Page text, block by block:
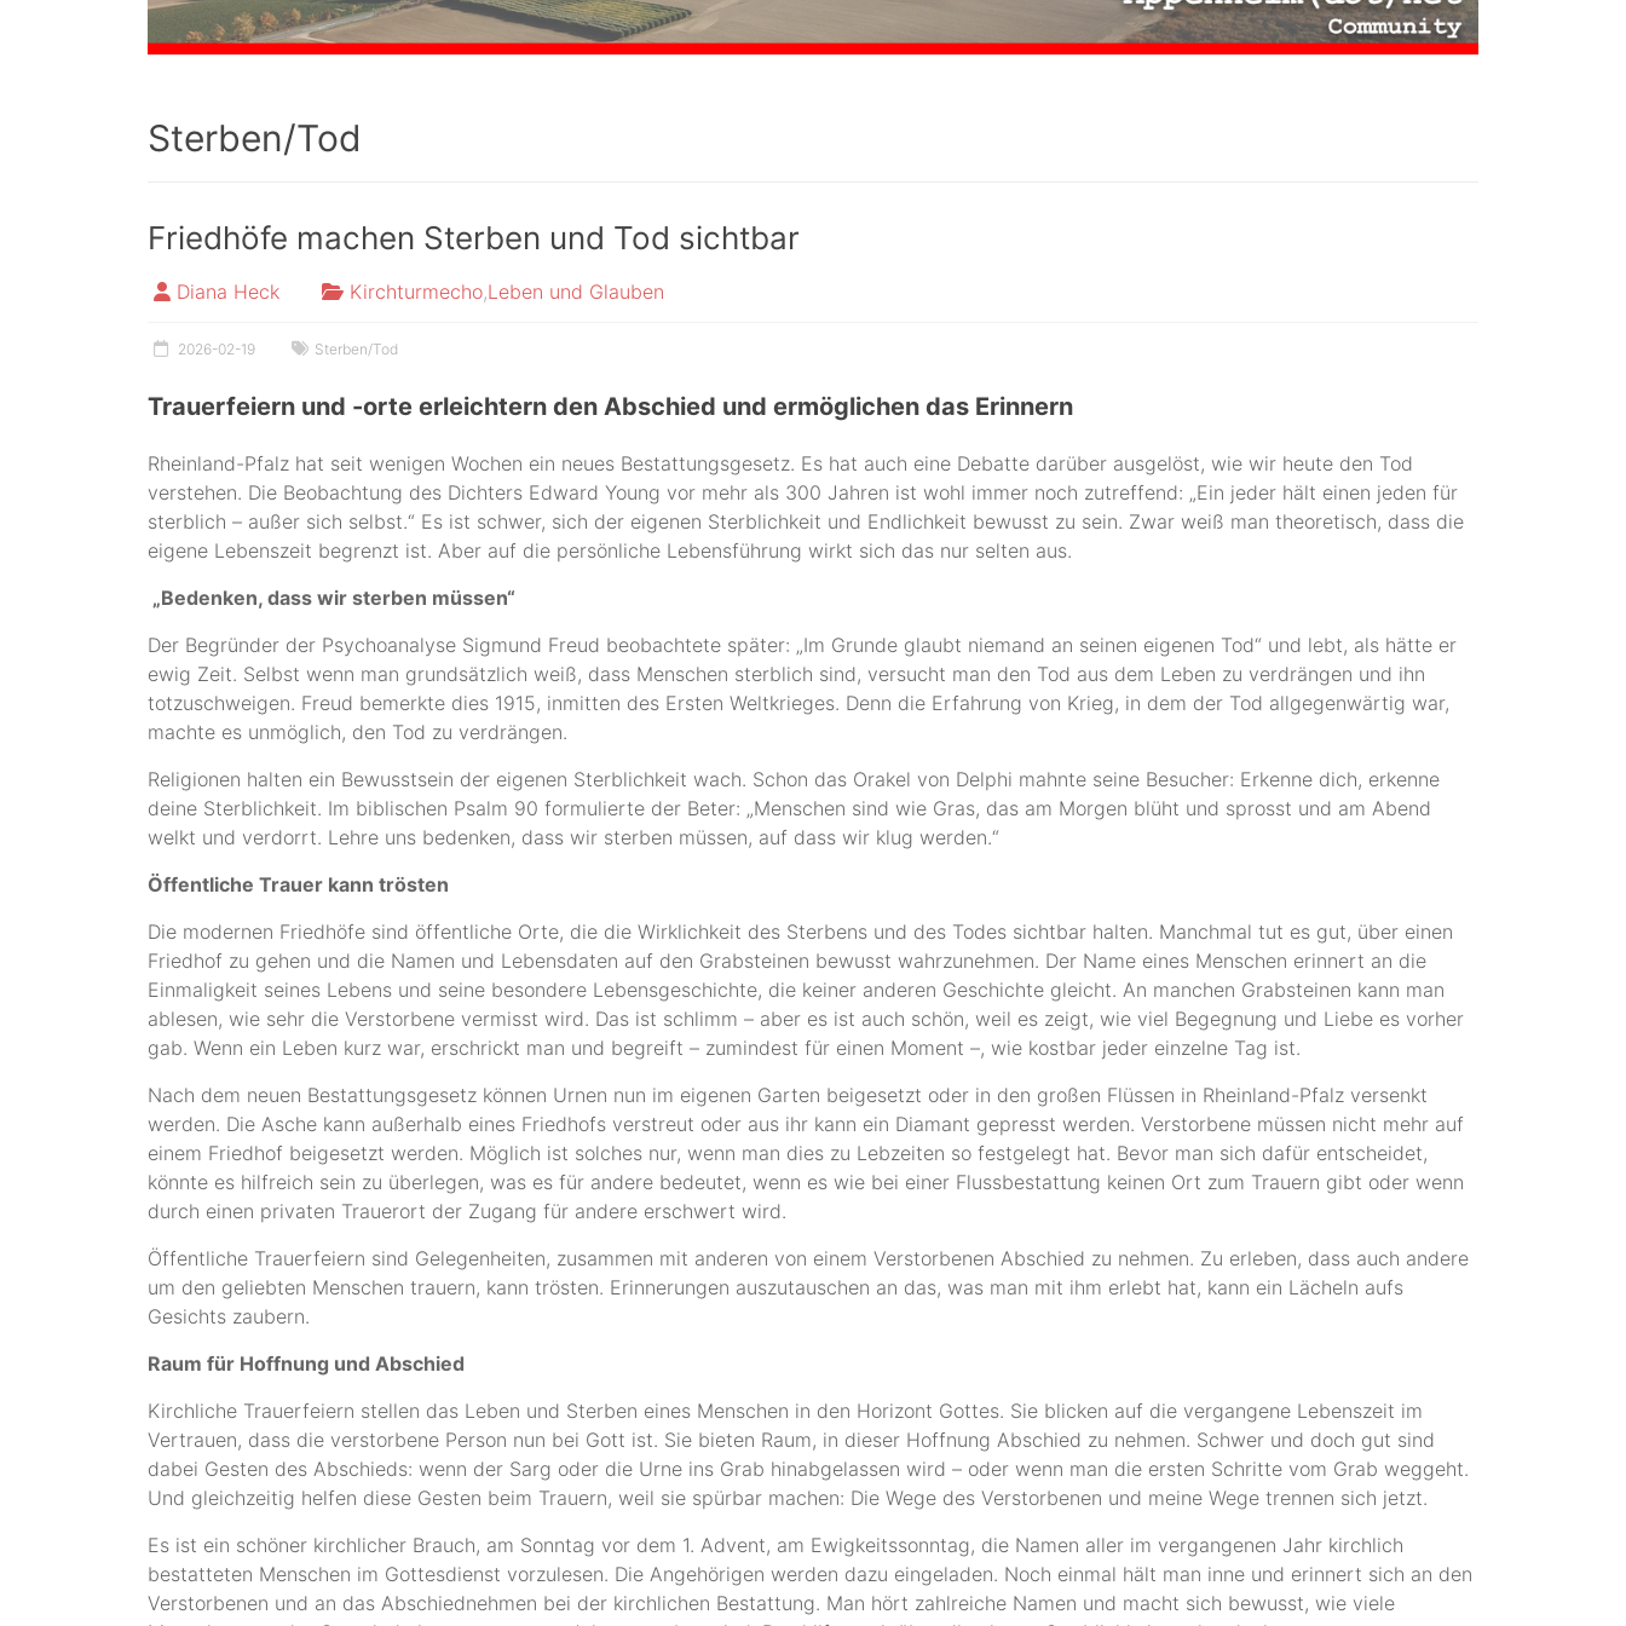
Sterben/Tod
Friedhöfe machen Sterben und Tod sichtbar
Diana Heck Kirchturmecho,Leben und Glauben
2026-02-19 Sterben/Tod
Trauerfeiern und -orte erleichtern den Abschied und ermöglichen das Erinnern
Rheinland-Pfalz hat seit wenigen Wochen ein neues Bestattungsgesetz. Es hat auch eine Debatte darüber ausgelöst, wie wir heute den Tod
verstehen. Die Beobachtung des Dichters Edward Young vor mehr als 300 Jahren ist wohl immer noch zutreffend: „Ein jeder hält einen jeden für
sterblich – außer sich selbst.“ Es ist schwer, sich der eigenen Sterblichkeit und Endlichkeit bewusst zu sein. Zwar weiß man theoretisch, dass die
eigene Lebenszeit begrenzt ist. Aber auf die persönliche Lebensführung wirkt sich das nur selten aus.
„Bedenken, dass wir sterben müssen“
Der Begründer der Psychoanalyse Sigmund Freud beobachtete später: „Im Grunde glaubt niemand an seinen eigenen Tod“ und lebt, als hätte er
ewig Zeit. Selbst wenn man grundsätzlich weiß, dass Menschen sterblich sind, versucht man den Tod aus dem Leben zu verdrängen und ihn
totzuschweigen. Freud bemerkte dies 1915, inmitten des Ersten Weltkrieges. Denn die Erfahrung von Krieg, in dem der Tod allgegenwärtig war,
machte es unmöglich, den Tod zu verdrängen.
Religionen halten ein Bewusstsein der eigenen Sterblichkeit wach. Schon das Orakel von Delphi mahnte seine Besucher: Erkenne dich, erkenne
deine Sterblichkeit. Im biblischen Psalm 90 formulierte der Beter: „Menschen sind wie Gras, das am Morgen blüht und sprosst und am Abend
welkt und verdorrt. Lehre uns bedenken, dass wir sterben müssen, auf dass wir klug werden.“
Öffentliche Trauer kann trösten
Die modernen Friedhöfe sind öffentliche Orte, die die Wirklichkeit des Sterbens und des Todes sichtbar halten. Manchmal tut es gut, über einen
Friedhof zu gehen und die Namen und Lebensdaten auf den Grabsteinen bewusst wahrzunehmen. Der Name eines Menschen erinnert an die
Einmaligkeit seines Lebens und seine besondere Lebensgeschichte, die keiner anderen Geschichte gleicht. An manchen Grabsteinen kann man
ablesen, wie sehr die Verstorbene vermisst wird. Das ist schlimm – aber es ist auch schön, weil es zeigt, wie viel Begegnung und Liebe es vorher
gab. Wenn ein Leben kurz war, erschrickt man und begreift – zumindest für einen Moment –, wie kostbar jeder einzelne Tag ist.
Nach dem neuen Bestattungsgesetz können Urnen nun im eigenen Garten beigesetzt oder in den großen Flüssen in Rheinland-Pfalz versenkt
werden. Die Asche kann außerhalb eines Friedhofs verstreut oder aus ihr kann ein Diamant gepresst werden. Verstorbene müssen nicht mehr auf
einem Friedhof beigesetzt werden. Möglich ist solches nur, wenn man dies zu Lebzeiten so festgelegt hat. Bevor man sich dafür entscheidet,
könnte es hilfreich sein zu überlegen, was es für andere bedeutet, wenn es wie bei einer Flussbestattung keinen Ort zum Trauern gibt oder wenn
durch einen privaten Trauerort der Zugang für andere erschwert wird.
Öffentliche Trauerfeiern sind Gelegenheiten, zusammen mit anderen von einem Verstorbenen Abschied zu nehmen. Zu erleben, dass auch andere
um den geliebten Menschen trauern, kann trösten. Erinnerungen auszutauschen an das, was man mit ihm erlebt hat, kann ein Lächeln aufs
Gesichts zaubern.
Raum für Hoffnung und Abschied
Kirchliche Trauerfeiern stellen das Leben und Sterben eines Menschen in den Horizont Gottes. Sie blicken auf die vergangene Lebenszeit im
Vertrauen, dass die verstorbene Person nun bei Gott ist. Sie bieten Raum, in dieser Hoffnung Abschied zu nehmen. Schwer und doch gut sind
dabei Gesten des Abschieds: wenn der Sarg oder die Urne ins Grab hinabgelassen wird – oder wenn man die ersten Schritte vom Grab weggeht.
Und gleichzeitig helfen diese Gesten beim Trauern, weil sie spürbar machen: Die Wege des Verstorbenen und meine Wege trennen sich jetzt.
Es ist ein schöner kirchlicher Brauch, am Sonntag vor dem 1. Advent, am Ewigkeitssonntag, die Namen aller im vergangenen Jahr kirchlich
bestatteten Menschen im Gottesdienst vorzulesen. Die Angehörigen werden dazu eingeladen. Noch einmal hält man inne und erinnert sich an den
Verstorbenen und an das Abschiednehmen bei der kirchlichen Bestattung. Man hört zahlreiche Namen und macht sich bewusst, wie viele